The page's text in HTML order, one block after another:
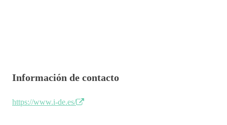
Información de contacto
https://www.i-de.es/